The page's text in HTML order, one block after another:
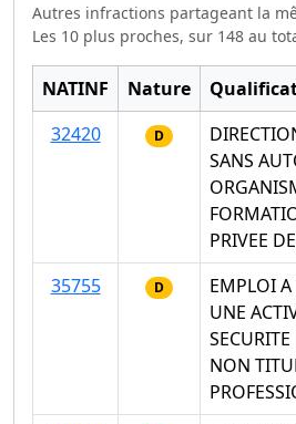
Autres infractions partageant la
Les 10 plus proches, sur 148 au
NATINF Nature
32420
D
SANS
PRIVEE
35755
D
EMPLOI
UNE
NON